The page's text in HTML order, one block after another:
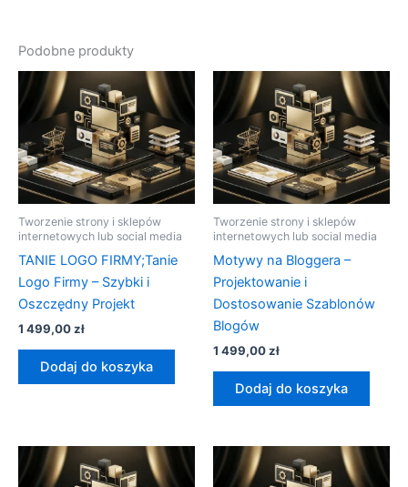
Podobne produkty
Tworzenie strony i sklepów
internetowych lub social media
TANIE LOGO FIRMY;Tanie
Logo Firmy – Szybki i
Oszczędny Projekt
1 499,00zł
Dodaj do koszyka
Tworzenie strony i sklepów
internetowych lub social media
Motywy na Bloggera –
Projektowanie i
Dostosowanie Szablonów
Blogów
1 499,00zł
Dodaj do koszyka